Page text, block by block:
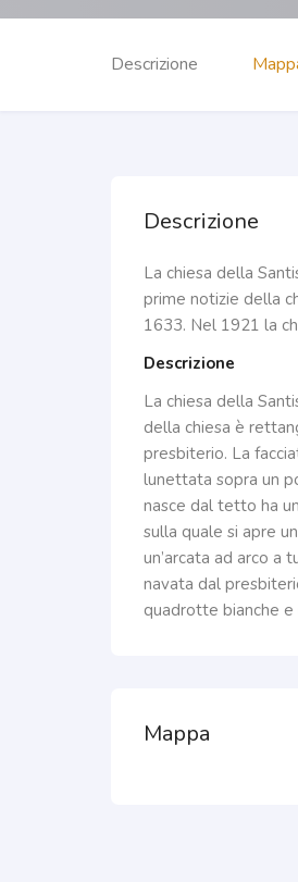
Descrizione
Descrizione
La chiesa della
prime notizie della
1633. Nel 1921 la
Descrizione
La chiesa della
della chiesa è
presbiterio. La
lunettata sopra un
nasce dal tetto ha
sulla quale si apre
un’arcata ad arco a
navata dal
quadrotte bianche e
Mappa